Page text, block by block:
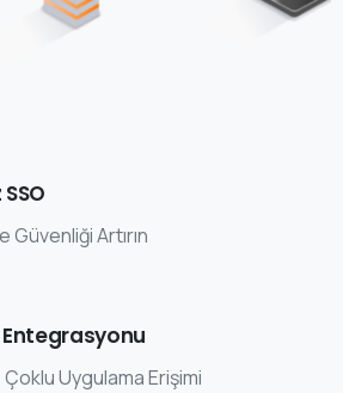
Güvenliği Artırın
Uygulama Erişimi